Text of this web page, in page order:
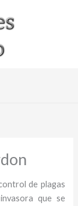
de plagas
que se